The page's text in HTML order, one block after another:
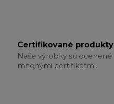
Certifikované produkty
Naše výrobky sú ocenené
mnohými certifikátmi.